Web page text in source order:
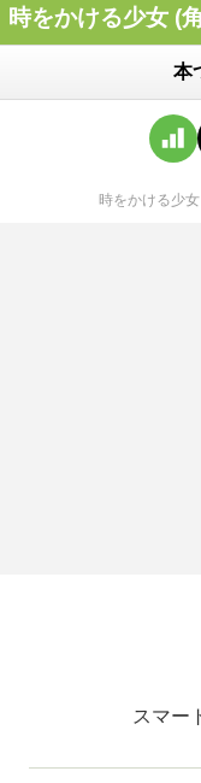
時をかける少女 (
本
時をかける少
スマー